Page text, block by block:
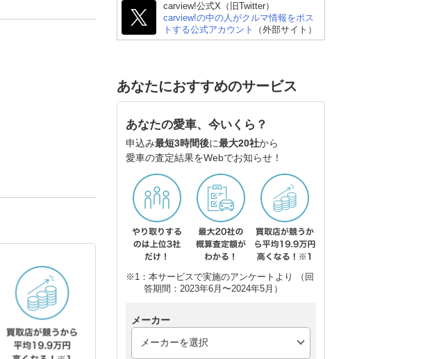
carview!公式X（旧Twitter）
carview!の中の人がクルマ情報をポス
トする公式アカウント
（外部サイト）
あなたにおすすめのサービス
あなたの愛車、今いくら？
申込み最短3時間後に最大20社から
愛車の査定結果をWebでお知らせ！
※1：本サービスで実施のアンケートより （回
答期間：2023年6月〜2024年5月）
メーカー